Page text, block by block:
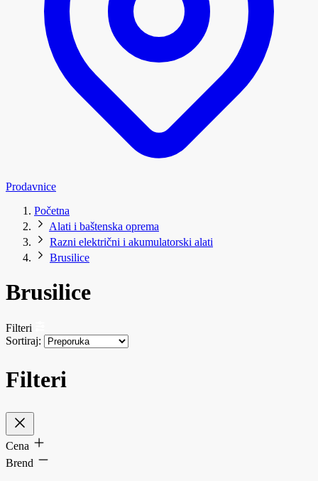
Prodavnice
Početna
Alati i baštenska oprema
Razni električni i akumulatorski alati
Brusilice
Brusilice
Filteri
Sortiraj:
Filteri
Cena
Brend